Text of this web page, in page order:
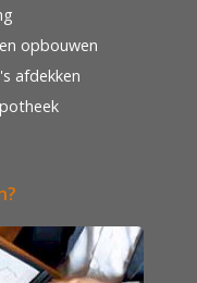
opbouwen
afdekken